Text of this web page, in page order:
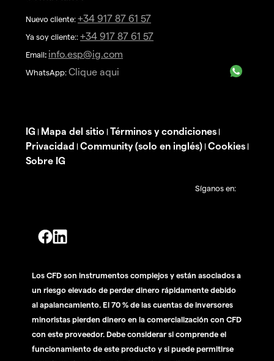
Nuevo cliente: +34 917 87 61 57
Ya soy cliente:: +34 917 87 61 57
Email: info.esp@ig.com
WhatsApp: Clique aqui
IG | Mapa del sitio | Términos y condiciones |
Privacidad | Community (solo en inglés) | Cookies |
Sobre IG
Síganos en:
Los CFD son instrumentos complejos y están asociados a
un riesgo elevado de perder dinero rápidamente debido
al apalancamiento. El 70 % de las cuentas de inversores
minoristas pierden dinero en la comercialización con CFD
con este proveedor. Debe considerar si comprende el
funcionamiento de este producto y si puede permitirse